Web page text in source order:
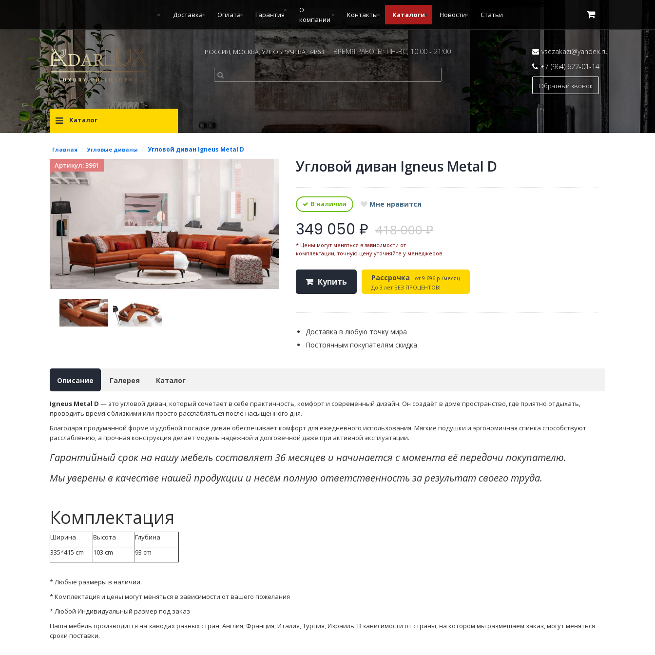
Доставка Оплата Гарантия
О
компании
Контакты Каталоги Новости Статьи
РОССИЯ, МОСКВА, УЛ. ОБРУЧЕВА, 34/63 ВРЕМЯ РАБОТЫ: ПН-ВС, 10:00 - 21:00
vsezakazi@yandex.ru
+7 (964) 622-01-14
Обратный звонок
Каталог
Главная / Угловые диваны / Угловой диван Igneus Metal D
Артикул: 3961 Угловой диван Igneus Metal D
В наличии Мне нравится
349 050 ₽ 418 000 ₽
* Цены могут меняться в зависимости от
комплектации, точную цену уточняйте у менеджеров
Купить Рассрочка - от 9 696 р./месяц
До 3 лет БЕЗ ПРОЦЕНТОВ!
Доставка в любую точку мира
Постоянным покупателям скидка
Описание Галерея Каталог
Igneus Metal D — это угловой диван, который сочетает в себе практичность, комфорт и современный дизайн. Он создаёт в доме пространство, где приятно отдыхать,
проводить время с близкими или просто расслабляться после насыщенного дня.
Благодаря продуманной форме и удобной посадке диван обеспечивает комфорт для ежедневного использования. Мягкие подушки и эргономичная спинка способствуют
расслаблению, а прочная конструкция делает модель надёжной и долговечной даже при активной эксплуатации.
Гарантийный срок на нашу мебель составляет 36 месяцев и начинается с момента её передачи покупателю.
Мы уверены в качестве нашей продукции и несём полную ответственность за результат своего труда.
Комплектация
Ширина Высота
Глубина
335*415 cm
103 cm 93 cm
* Любые размеры в наличии.
* Комплектация и цены могут меняться в зависимости от вашего пожелания
* Любой Индивидуальный размер под заказ
Наша мебель производится на заводах разных стран. Англия, Франция, Италия, Турция, Израиль. В зависимости от страны, на котором мы размешаем заказ, могут мeняться
сроки поставки.